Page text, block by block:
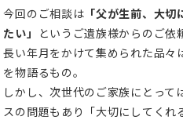
今回のご相談は 「父が生前、大
たい」 というご遺族様からのご依
長い年月をかけて集められた品々
を物語るもの。
しかし、次世代のご家族にとって
スの問題もあり「大切にしてくれ